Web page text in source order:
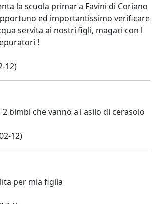
la scuola primaria Favini di Coriano
ed importantissimo verificare
servita ai nostri figli, magari con l
!
12)
bimbi che vanno a l asilo di cerasolo
12)
per mia figlia